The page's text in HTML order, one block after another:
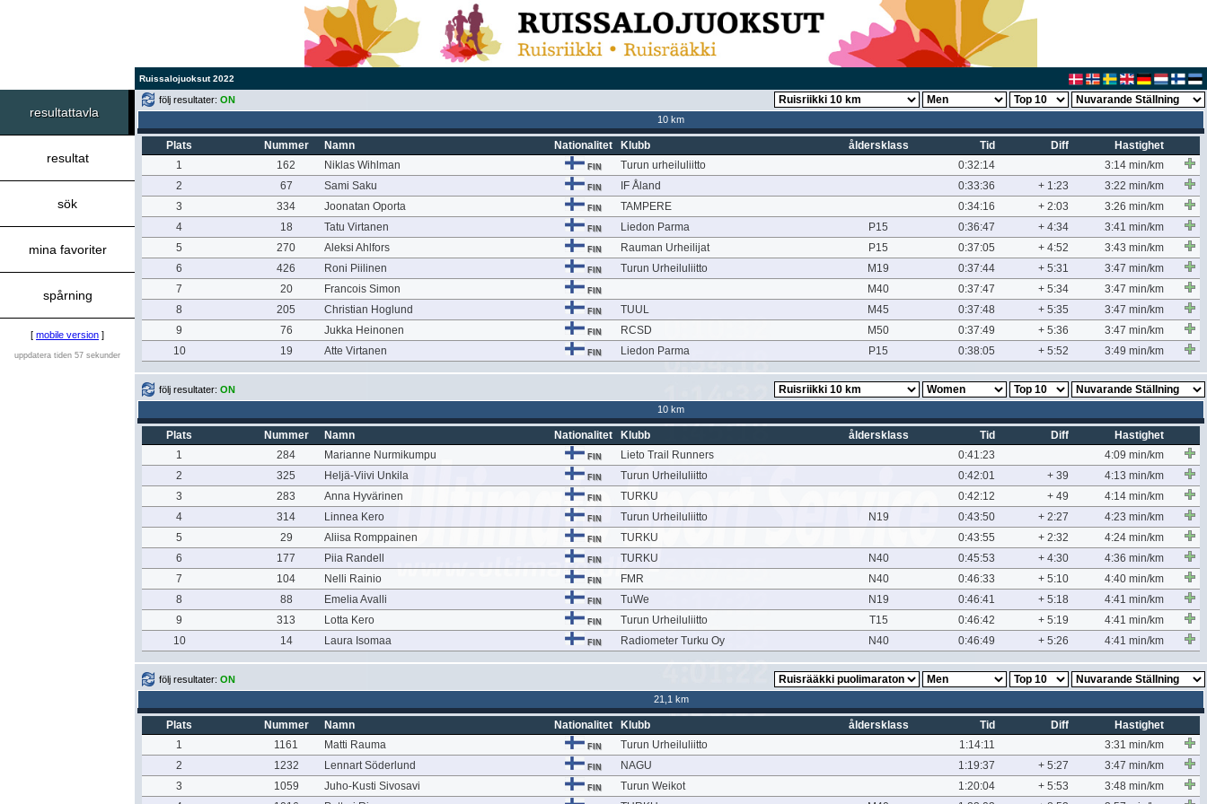
Ruissalojuoksut 2022
resultattavla
resultat
sök
mina favoriter
spårning
[ mobile version ]
uppdatera tiden 57 sekunder
följ resultater: ON
10 km
Plats Nummer Namn Nationalitet Klubb åldersklass Tid Diff
Hastighet
1
162 Niklas Wihlman FIN Turun urheiluliitto 0:32:14
3:14 min/km
2
67 Sami Saku FIN IF Åland 0:33:36 + 1:23
3:22 min/km
3
334 Joonatan Oporta FIN TAMPERE 0:34:16 + 2:03
3:26 min/km
4
18 Tatu Virtanen FIN Liedon Parma P15 0:36:47 + 4:34
3:41 min/km
5
270 Aleksi Ahlfors FIN Rauman Urheilijat P15 0:37:05 + 4:52
3:43 min/km
6
426 Roni Piilinen FIN Turun Urheiluliitto M19 0:37:44 + 5:31
3:47 min/km
7
20 Francois Simon FIN M40 0:37:47 + 5:34
3:47 min/km
8
205 Christian Hoglund FIN TUUL M45 0:37:48 + 5:35
3:47 min/km
9
76 Jukka Heinonen FIN RCSD M50 0:37:49 + 5:36
3:47 min/km
10
19 Atte Virtanen FIN Liedon Parma P15 0:38:05 + 5:52 3:49 min/km
följ resultater: ON
10 km
Plats Nummer Namn Nationalitet Klubb åldersklass Tid Diff
Hastighet
1
284 Marianne Nurmikumpu FIN Lieto Trail Runners 0:41:23
4:09 min/km
2
325 Heljä-Viivi Unkila FIN Turun Urheiluliitto 0:42:01 + 39
4:13 min/km
3
283 Anna Hyvärinen FIN TURKU 0:42:12 + 49
4:14 min/km
4
314 Linnea Kero FIN Turun Urheiluliitto N19 0:43:50 + 2:27
4:23 min/km
5
29 Aliisa Romppainen FIN TURKU 0:43:55 + 2:32
4:24 min/km
6
177 Piia Randell FIN TURKU N40 0:45:53 + 4:30
4:36 min/km
7
104 Nelli Rainio FIN FMR N40 0:46:33 + 5:10
4:40 min/km
8
88 Emelia Avalli FIN TuWe N19 0:46:41 + 5:18
4:41 min/km
9
313 Lotta Kero FIN Turun Urheiluliitto T15 0:46:42 + 5:19
4:41 min/km
10
14 Laura Isomaa FIN Radiometer Turku Oy N40 0:46:49 + 5:26 4:41 min/km
följ resultater: ON
21,1 km
Plats Nummer Namn Nationalitet Klubb åldersklass Tid Diff
Hastighet
1
1161 Matti Rauma FIN Turun Urheiluliitto 1:14:11
3:31 min/km
2
1232 Lennart Söderlund FIN NAGU 1:19:37 + 5:27
3:47 min/km
3
1059 Juho-Kusti Sivosavi FIN Turun Weikot 1:20:04 + 5:53
3:48 min/km